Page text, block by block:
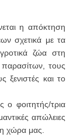
η απόκτηση
σχετικά με τα
ζώα στη
τους
ξενιστές και το
φοιτητής/τρια
απώλειες
χώρα μας.